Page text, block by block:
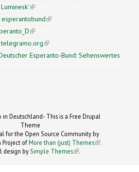
Luminesk'(link is external)
esperantobund(link is external)
(link is external)
telegramo.org(link is external)
Esperanto-Bund: Sehenswertes
in Deutschland- This is a Free Drupal
Theme
for the Open Source Community by
is external)
Project ofMore than (just) Themes (link is
.
design by Simple Themes
(link is
.